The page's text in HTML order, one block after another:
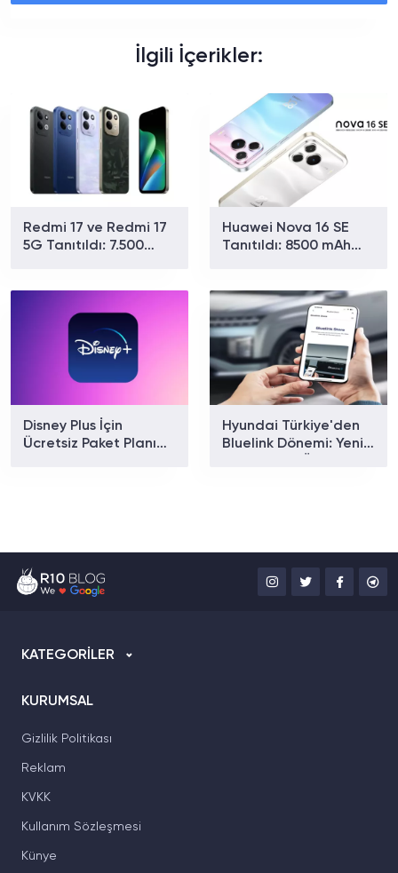
İlgili İçerikler:
Redmi 17 ve Redmi 17
5G Tanıtıldı: 7.500
Huawei Nova 16 SE
Tanıtıldı: 8500 mAh
Çekiyor
Disney Plus İçin
Ücretsiz Paket Planı
Hyundai Türkiye'den
Bluelink Dönemi: Yeni
KATEGORİLER
KURUMSAL
Gizlilik Politikası
Reklam
KVKK
Kullanım Sözleşmesi
Künye